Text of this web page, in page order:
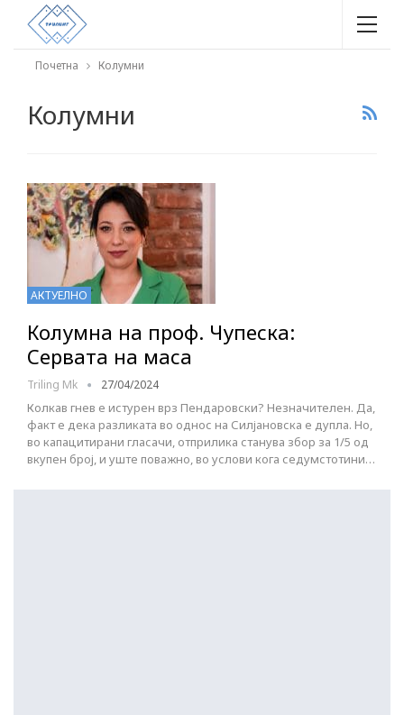
Почетна Колумни
Колумни
АКТУЕЛНО
Колумна на проф. Чупеска:
Сервата на маса
Triling Mk 27/04/2024
Колкав гнев е истурен врз Пендаровски? Незначителен. Да,
факт е дека разликата во однос на Силјановска е дупла. Но,
во капацитирани гласачи, отприлика станува збор за 1/5 од
вкупен број, и уште поважно, во услови кога седумстотини…